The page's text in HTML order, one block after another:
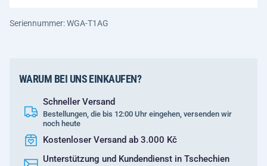
Seriennummer: WGA-T1AG
WARUM BEI UNS EINKAUFEN?
Schneller Versand
Bestellungen, die bis 12:00 Uhr eingehen, versenden wir
noch heute
Kostenloser Versand ab 3.000 Kč
Unterstützung und Kundendienst in Tschechien